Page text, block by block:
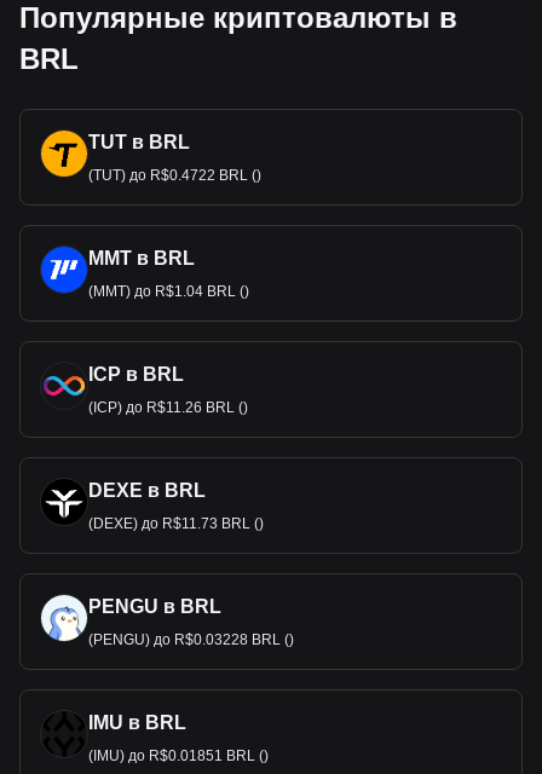
Популярные криптовалюты в
BRL
TUT в BRL
(TUT) до R$0.4722 BRL ()
MMT в BRL
(MMT) до R$1.04 BRL ()
ICP в BRL
(ICP) до R$11.26 BRL ()
DEXE в BRL
(DEXE) до R$11.73 BRL ()
PENGU в BRL
(PENGU) до R$0.03228 BRL ()
IMU в BRL
(IMU) до R$0.01851 BRL ()